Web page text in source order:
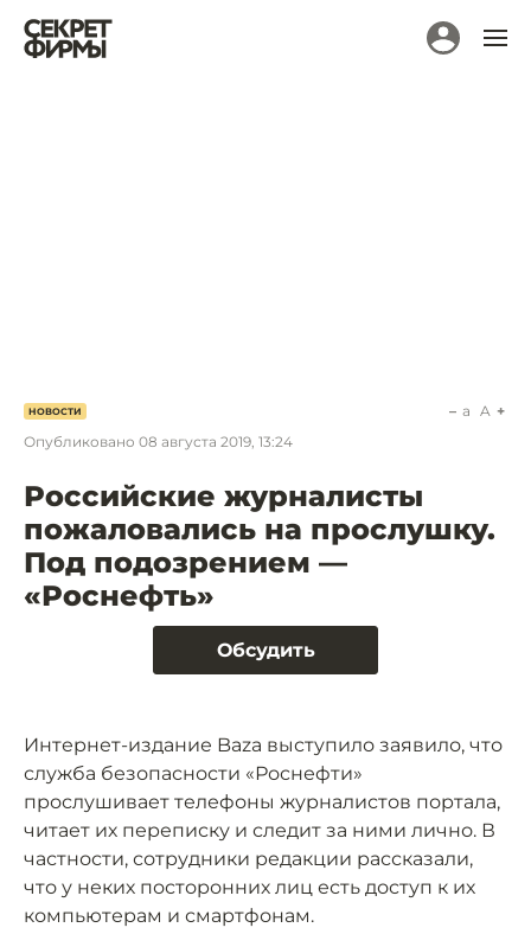
НОВОСТИ
Опубликовано 08 августа 2019, 13:24
a A
Российские журналисты
пожаловались на прослушку.
Под подозрением —
«Роснефть»
Обсудить
Интернет-издание Baza выступило заявило, что
служба безопасности «Роснефти»
прослушивает телефоны журналистов портала,
читает их переписку и следит за ними лично. В
частности, сотрудники редакции рассказали,
что у неких посторонних лиц есть доступ к их
компьютерам и смартфонам.